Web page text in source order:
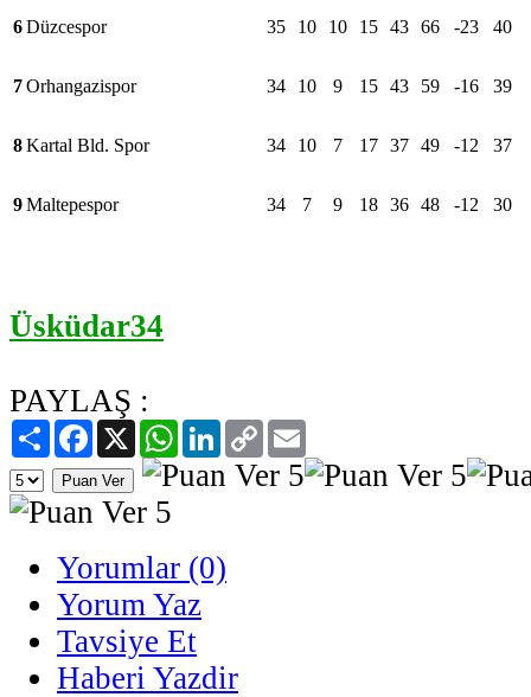
6Düzcespor 35 10 10 15 43 66 -23 40
7Orhangazispor 34 10 9 15 43 59 -16 39
8Kartal Bld. Spor 34 10 7 17 37 49 -12 37
9Maltepespor 34 7 9 18 36 48 -12 30
Üsküdar34
PAYLAŞ :
PaylaşFacebook
X WhatsAppLinkedIn
Copy
Link
Yorumlar (0)
Yorum Yaz
Tavsiye Et
Haberi Yazdir